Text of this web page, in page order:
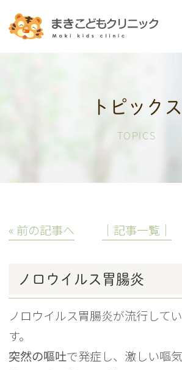
トピックス
TOPICS
« 前の記事へ │記事一覧│
ノロウイルス胃腸炎
ノロウイルス胃腸炎が流行して
す。
突然の嘔吐で発症し、激しい嘔